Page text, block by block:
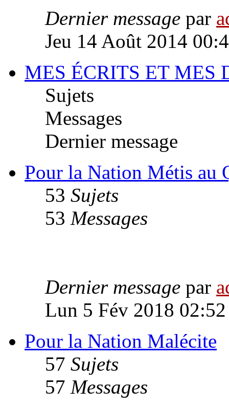
Dernier message par
Jeu 14 Août 2014
MES ÉCRITS ET MES
Sujets
Messages
Dernier message
Pour la Nation Métis au
53 Sujets
53 Messages
Dernier message par
Lun 5 Fév 2018 02:52
Pour la Nation Malécite
57 Sujets
57 Messages